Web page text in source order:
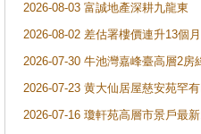
2026-08-03 富誠地產深耕九龍東
2026-08-02 差估署樓價連升13個
2026-07-30 牛池灣嘉峰臺高層2
2026-07-23 黄大仙居屋慈安苑罕
2026-07-16 瓊軒苑高層市景戶最